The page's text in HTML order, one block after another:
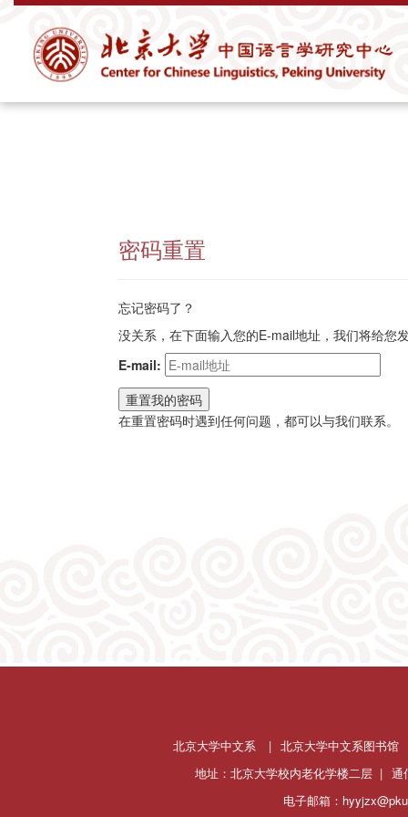
密码重置
忘记密码了？
没关系，在下面输入您的E-mail地址，我们将给您
E-mail:
在重置密码时遇到任何问题，都可以与我们联系。
北京大学中文系 | 北京大学中文系图书馆
地址：北京大学校内老化学楼二层 | 通
电子邮箱：